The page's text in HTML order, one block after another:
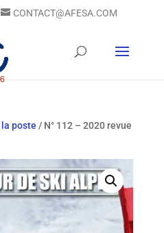
CONTACT@AFESA.COM
poste / N° 112 – 2020 revue